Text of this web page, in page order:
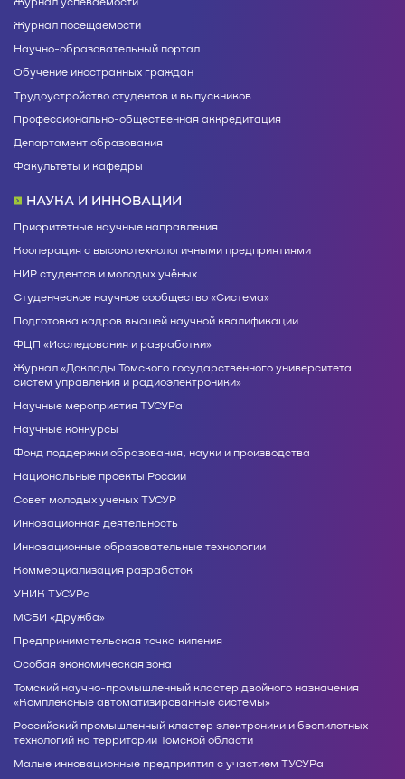
Журнал посещаемости
Научно-образовательный портал
Обучение иностранных граждан
Трудоустройство студентов и выпускников
Профессионально-общественная аккредитация
Департамент образования
Факультеты и кафедры
НАУКА И ИННОВАЦИИ
Приоритетные научные направления
Кооперация с высокотехнологичными предприятиями
НИР студентов и молодых учёных
Студенческое научное сообщество «Система»
Подготовка кадров высшей научной квалификации
ФЦП «Исследования и разработки»
Журнал «Доклады Томского государственного университета
систем управления и радиоэлектроники»
Научные мероприятия ТУСУРа
Научные конкурсы
Фонд поддержки образования, науки и производства
Национальные проекты России
Совет молодых ученых ТУСУР
Инновационная деятельность
Инновационные образовательные технологии
Коммерциализация разработок
УНИК ТУСУРа
МСБИ «Дружба»
Предпринимательская точка кипения
Особая экономическая зона
Томский научно-промышленный кластер двойного назначения
«Комплексные автоматизированные системы»
Российский промышленный кластер электроники и беспилотных
технологий на территории Томской области
Малые инновационные предприятия с участием ТУСУРа